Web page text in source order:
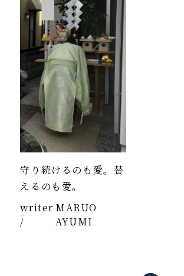
守り続けるのも愛。替
えるのも愛。
writer
/
MARUO
AYUMI